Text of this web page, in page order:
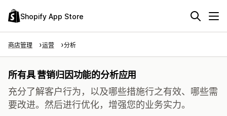
Shopify App Store
商店管理 运营 分析
所有具 营销归因功能的分析应用
充分了解客户行为，以及哪些措施行之有效、哪些需
要改进。然后进行优化，增强您的业务实力。